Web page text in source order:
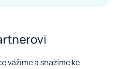
vážíme a snažíme ke